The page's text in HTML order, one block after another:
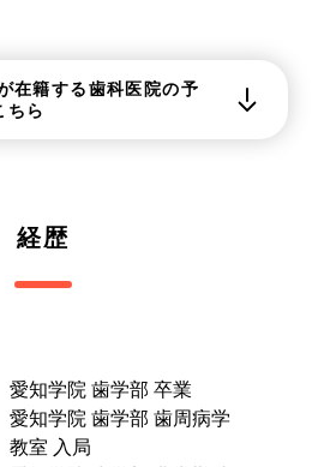
在籍する歯科医院の予
ちら
経歴
愛知学院 歯学部 卒業
愛知学院 歯学部 歯周病学
教室 入局